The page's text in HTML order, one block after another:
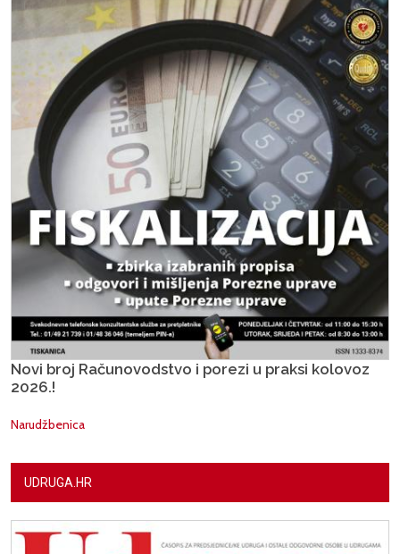
Novi broj Računovodstvo i porezi u praksi kolovoz
2026.!
Narudžbenica
UDRUGA.HR